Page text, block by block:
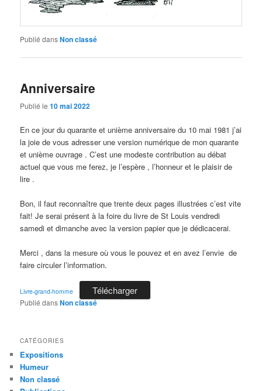
Publié dansNon classé
Anniversaire
Publié le10 mai 2022
En ce jour du quarante et unième anniversaire du 10 mai 1981 j’ai
la joie de vous adresser une version numérique de mon quarante
et unième ouvrage . C’est une modeste contribution au débat
actuel que vous me ferez, je l’espère , l’honneur et le plaisir de
lire .
Bon, il faut reconnaître que trente deux pages illustrées c’est vite
fait! Je serai présent à la foire du livre de St Louis vendredi
samedi et dimanche avec la version papier que je dédicacerai.
Merci , dans la mesure où vous le pouvez et en avez l’envie de
faire circuler l’information.
Livre-grand-homme Télécharger
Publié dansNon classé
CATÉGORIES
Expositions
Humeur
Non classé